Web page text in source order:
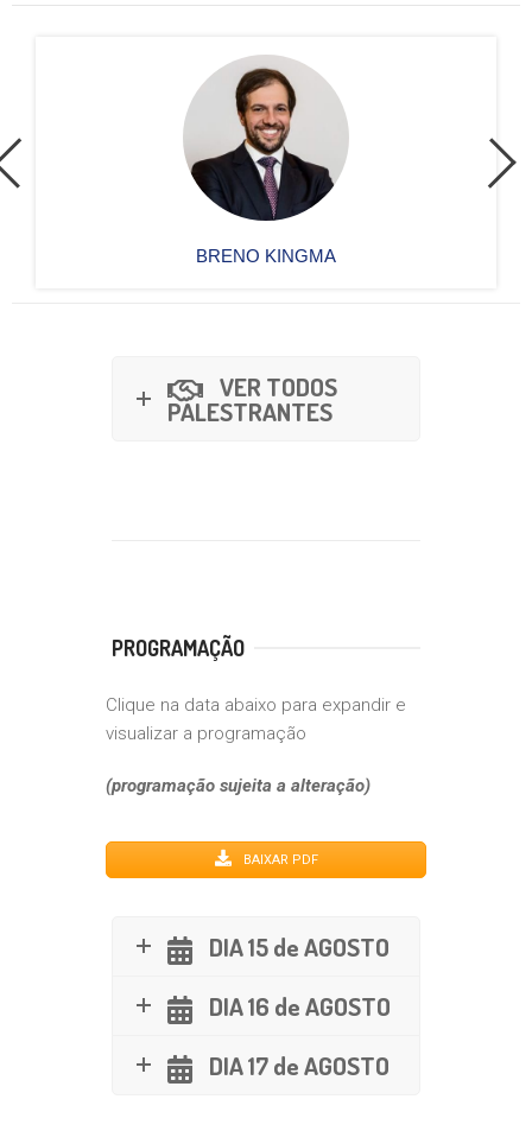
BRENO KINGMA
VER TODOS
PALESTRANTES
PROGRAMAÇÃO
Clique na data abaixo para expandir e
visualizar a programação
(programação sujeita a alteração)
BAIXAR PDF
DIA 15 de AGOSTO
DIA 16 de AGOSTO
DIA 17 de AGOSTO